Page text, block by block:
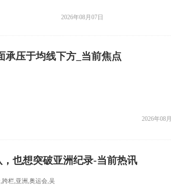
2026年08月07日
承压于均线下方_当前焦点
2026年08
也想突破亚洲纪录-当前热讯
栏,亚洲,奥运会,吴